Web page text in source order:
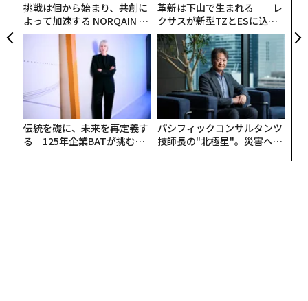
挑戦は個から始まり、共創に
よって加速する NORQAIN JA
PAN 特別座談会
革新は下山で生まれる──レ
クサスが新型TZとESに込め
た「DISCOVER」の哲学
伝統を礎に、未来を再定義す
る 125年企業BATが挑むス
パシフィックコンサルタンツ
技師長の"北極星"。災害への